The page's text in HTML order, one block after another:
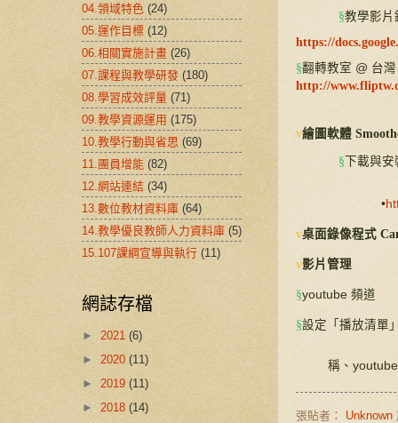
§教學影片
https://
§翻轉教室 @ 台灣
http://
v繪圖軟體
§ 下載與安
•
v桌面錄像程式
v影片管理
§youtube 頻道
§設定「播放清單
稱、youtube
張貼者： Unknown
04.領域特色 (24)
05.運作目標 (12)
06.相關實施計畫 (26)
07.課程與教學研發 (180)
08.學習成效評量 (71)
09.教學資源運用 (175)
10.教學行動與省思 (69)
11.團員增能 (82)
12.網站連結 (34)
13.數位教材資料庫 (64)
14.教學優良教師人力資料庫 (5)
15.107課綱宣導與執行 (11)
網誌存檔
► 2021 (6)
► 2020 (11)
► 2019 (11)
► 2018 (14)